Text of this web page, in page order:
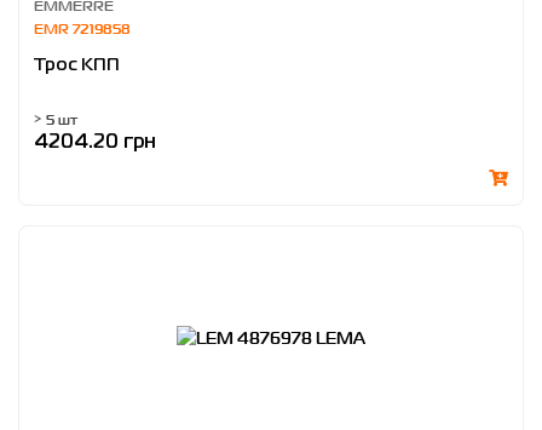
EMMERRE
EMR 7219858
Трос КПП
> 5 шт
4204.20 грн